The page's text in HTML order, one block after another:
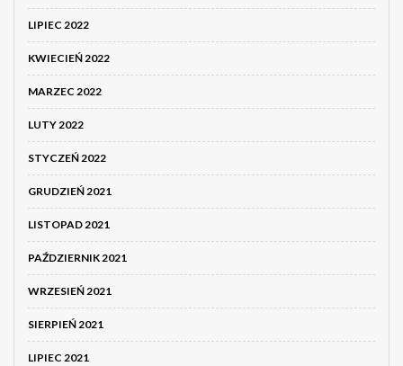
LIPIEC 2022
KWIECIEŃ 2022
MARZEC 2022
LUTY 2022
STYCZEŃ 2022
GRUDZIEŃ 2021
LISTOPAD 2021
PAŹDZIERNIK 2021
WRZESIEŃ 2021
SIERPIEŃ 2021
LIPIEC 2021